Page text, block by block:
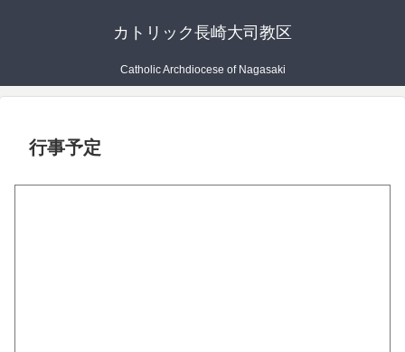
カトリック長崎大司教区
Catholic Archdiocese of Nagasaki
行事予定